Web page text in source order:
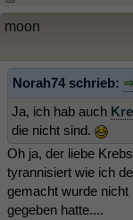
moon
Norah74 schrieb:
Ja, ich hab auch
die nicht sind.
Oh ja, der liebe
tyrannisiert wie ich
gemacht wurde
gegeben hatte....